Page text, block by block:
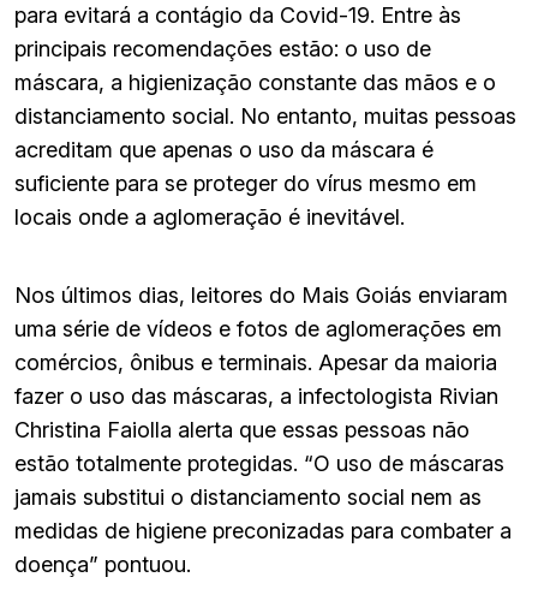
para evitará a contágio da Covid-19. Entre às
principais recomendações estão: o uso de
máscara, a higienização constante das mãos e o
distanciamento social. No entanto, muitas pessoas
acreditam que apenas o uso da máscara é
suficiente para se proteger do vírus mesmo em
locais onde a aglomeração é inevitável.
Nos últimos dias, leitores do Mais Goiás enviaram
uma série de vídeos e fotos de aglomerações em
comércios, ônibus e terminais. Apesar da maioria
fazer o uso das máscaras, a infectologista Rivian
Christina Faiolla alerta que essas pessoas não
estão totalmente protegidas. “O uso de máscaras
jamais substitui o distanciamento social nem as
medidas de higiene preconizadas para combater a
doença” pontuou.